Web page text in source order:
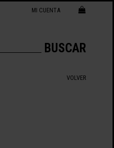
MI CUENTA
BUSCAR
VOLVER